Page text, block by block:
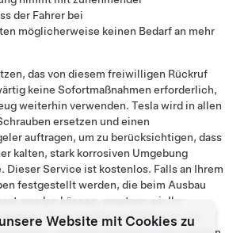
der Fahrer bei
möglicherweise keinen Bedarf an mehr
das von diesem freiwilligen Rückruf
keine Sofortmaßnahmen erforderlich,
weiterhin verwenden. Tesla wird in allen
ersetzen und einen
auftragen, um zu berücksichtigen, dass
kalten, stark korrosiven Umgebung
Dieser Service ist kostenlos. Falls an Ihrem
festgestellt werden, die beim Ausbau
werden können, ersetzen wir Ihr
Tesla wird Sie kontaktieren, um
Website mit Cookies zu